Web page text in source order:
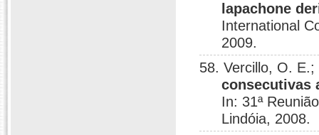
lapachone
International
2009.
58. Vercillo, O.
consecutivas
In: 31ª
Lindóia, 2008.